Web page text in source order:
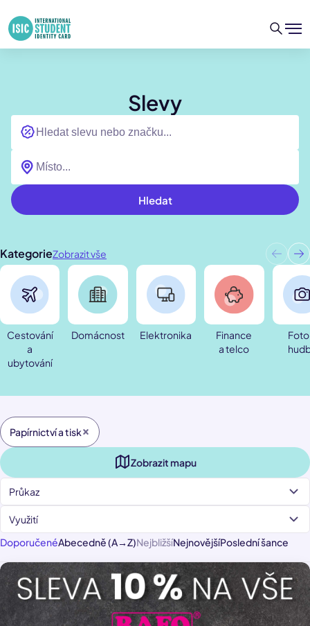
Slevy
Hledat
KategorieZobrazit vše
Cestování
a
ubytování
Domácnost Elektronika
Finance
a telco
Papírnictví a tisk
Zobrazit mapu
Průkaz
Využití
DoporučenéAbecedně (A→Z)NejbližšíNejnovějšíPoslední šance